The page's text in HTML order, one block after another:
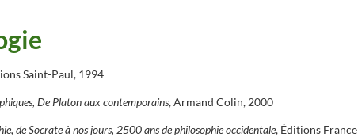
Saint-Paul, 1994
De Platon aux contemporains, Armand Colin, 2000
de Socrate à nos jours, 2500 ans de philosophie occidentale, Éditions France